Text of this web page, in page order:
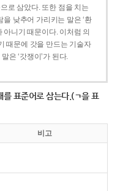
로 삼았다. 또한 점을 치는
을 낮추어 가리키는 말은 ‘환
아니기 때문이다. 이처럼 의
때문에 갓을 만드는 기술자
은 ‘갓쟁이’가 된다.
를 표준어로 삼는다.(ㄱ을 표
비고